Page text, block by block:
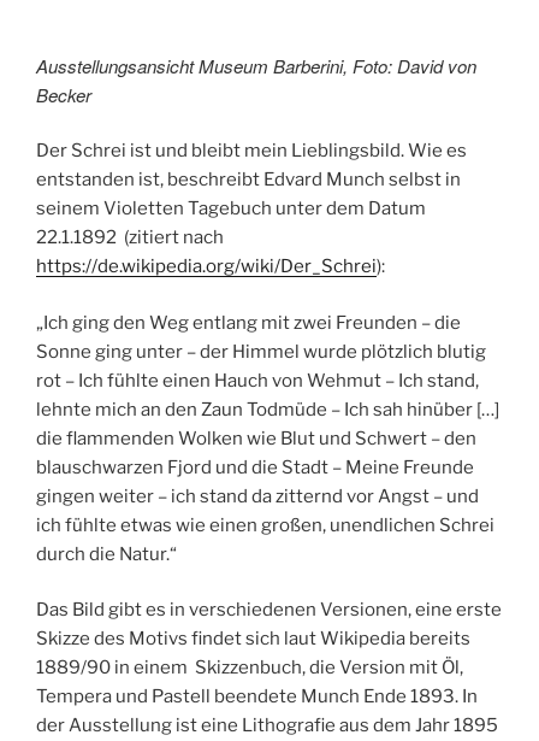
Ausstellungsansicht Museum Barberini, Foto: David von
Becker
Der Schrei ist und bleibt mein Lieblingsbild. Wie es
entstanden ist, beschreibt Edvard Munch selbst in
seinem Violetten Tagebuch unter dem Datum
22.1.1892 (zitiert nach
https://de.wikipedia.org/wiki/Der_Schrei):
„Ich ging den Weg entlang mit zwei Freunden – die
Sonne ging unter – der Himmel wurde plötzlich blutig
rot – Ich fühlte einen Hauch von Wehmut – Ich stand,
lehnte mich an den Zaun Todmüde – Ich sah hinüber […]
die flammenden Wolken wie Blut und Schwert – den
blauschwarzen Fjord und die Stadt – Meine Freunde
gingen weiter – ich stand da zitternd vor Angst – und
ich fühlte etwas wie einen großen, unendlichen Schrei
durch die Natur.“
Das Bild gibt es in verschiedenen Versionen, eine erste
Skizze des Motivs findet sich laut Wikipedia bereits
1889/90 in einem Skizzenbuch, die Version mit Öl,
Tempera und Pastell beendete Munch Ende 1893. In
der Ausstellung ist eine Lithografie aus dem Jahr 1895